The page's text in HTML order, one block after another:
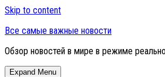
Skip to content
Все самые важные новости
Обзор новостей в мире в режиме
Expand Menu